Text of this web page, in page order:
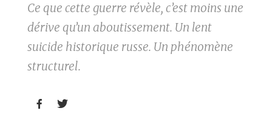
Ce que cette guerre révèle, c’est moins une
dérive qu’un aboutissement. Un lent
suicide historique russe. Un phénomène
structurel.
 